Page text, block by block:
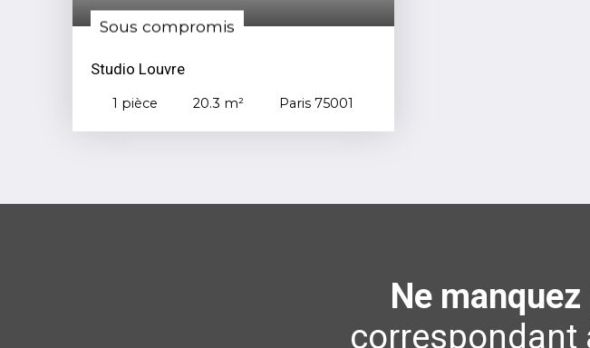
Sous compromis
Studio Louvre
1 pièce 20.3 m² Paris 75001
Ne
correspondant